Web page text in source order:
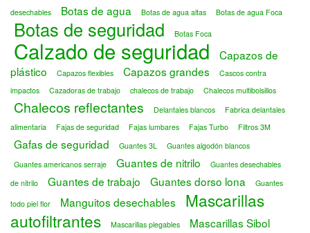
desechables
Botas de agua Botas de agua altas Botas de agua Foca
Botas de seguridad Botas Foca
Calzado de seguridad
Capazos de
plástico
Capazos flexibles Capazos grandes
Cascos contra
impactos
Cazadoras de trabajo chalecos de trabajo Chalecos multibolsillos
Chalecos reflectantes Delantales blancos
Fabrica delantales
alimentaria
Fajas de seguridad Fajas lumbares Fajas Turbo Filtros 3M
Gafas de seguridad Guantes 3L
Guantes algodón blancos
Guantes americanos serraje
Guantes de nitrilo
Guantes desechables
de nitrilo
Guantes de trabajo Guantes dorso lona
Guantes
todo piel flor
Manguitos desechables
Mascarillas
autofiltrantes
Mascarillas plegables Mascarillas Sibol